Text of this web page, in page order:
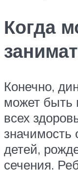
Когда
Конечно,
может быть
всех
значимость
детей,
сечения.